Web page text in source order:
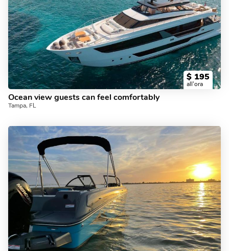
$ 195
all'ora
Ocean view guests can feel comfortably
Tampa, FL